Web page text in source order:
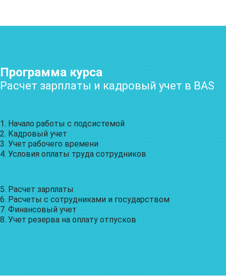
Программа курса
Расчет зарплаты и кадровый учет в BAS
1. Начало работы с подсистемой
2. Кадровый учет
3. Учет рабочего времени
4. Условия оплаты труда сотрудников
5. Расчет зарплаты
6. Расчеты с сотрудниками и государством
7. Финансовый учет
8. Учет резерва на оплату отпусков